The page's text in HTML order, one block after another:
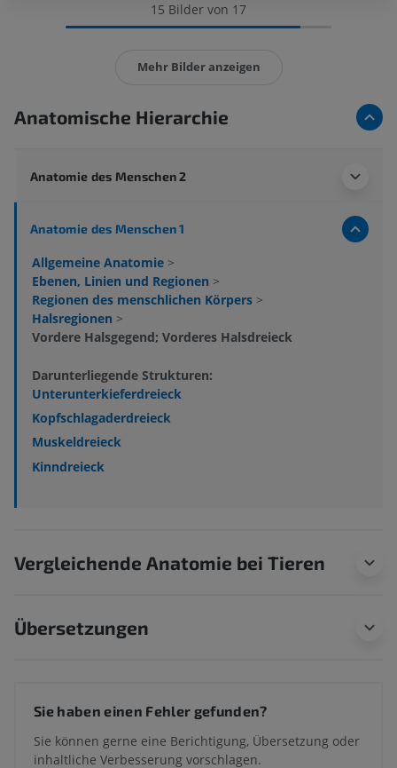
15 Bilder von 17
Mehr Bilder anzeigen
Anatomische Hierarchie
Anatomie des Menschen 2
Anatomie des Menschen 1
Allgemeine Anatomie >
Ebenen, Linien und Regionen >
Regionen des menschlichen Körpers >
Halsregionen >
Vordere Halsgegend; Vorderes Halsdreieck
Darunterliegende Strukturen:
Unterunterkieferdreieck
Kopfschlagaderdreieck
Muskeldreieck
Kinndreieck
Vergleichende Anatomie bei Tieren
Übersetzungen
Sie haben einen Fehler gefunden?
Sie können gerne eine Berichtigung, Übersetzung oder
inhaltliche Verbesserung vorschlagen.